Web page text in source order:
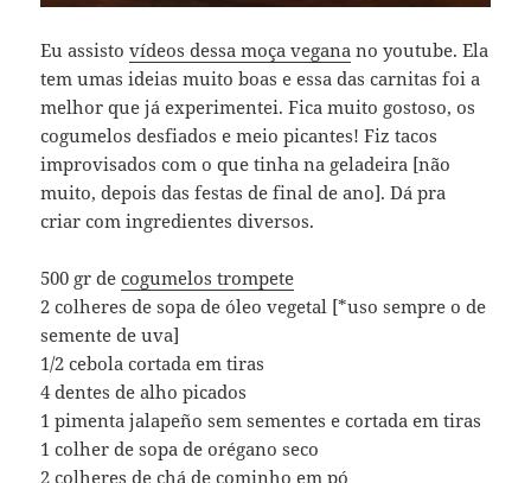
Eu assistovídeos dessa moça vegana no youtube. Ela
tem umas ideias muito boas e essa das carnitas foi a
melhor que já experimentei. Fica muito gostoso, os
cogumelos desfiados e meio picantes! Fiz tacos
improvisados com o que tinha na geladeira [não
muito, depois das festas de final de ano]. Dá pra
criar com ingredientes diversos.
500 gr decogumelos trompete
2 colheres de sopa de óleo vegetal [*uso sempre o de
semente de uva]
1/2 cebola cortada em tiras
4 dentes de alho picados
1 pimenta jalapeño sem sementes e cortada em tiras
1 colher de sopa de orégano seco
2 colheres de chá de cominho em pó